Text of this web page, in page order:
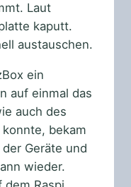
Laut
kaputt.
austauschen.
ein
auf einmal das
auch des
bekam
Geräte und
wieder.